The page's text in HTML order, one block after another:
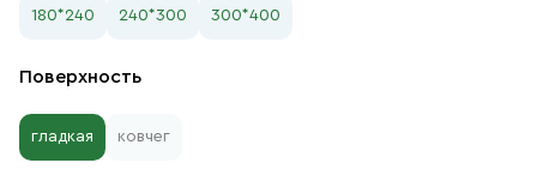
180*240 240*300 300*400
Поверхность
гладкая ковчег